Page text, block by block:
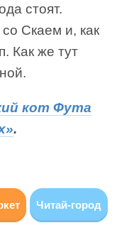
стоят.
Скаем и, как
Как же тут
кот Фута
.
Читай-город